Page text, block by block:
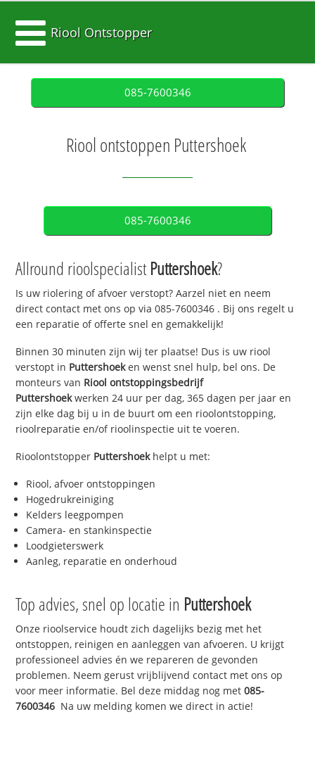
Riool Ontstopper
085-7600346
Riool ontstoppen Puttershoek
085-7600346
Allround rioolspecialistPuttershoek?
Is uw riolering of afvoer verstopt? Aarzel niet en neem
direct contact met ons op via085-7600346 . Bij ons regelt u
een reparatie of offerte snel en gemakkelijk!
Binnen 30 minuten zijn wij ter plaatse! Dus is uw riool
verstopt in Puttershoeken wenst snel hulp, bel ons. De
monteurs van Riool ontstoppingsbedrijf
Puttershoek werken 24 uur per dag, 365 dagen per jaar en
zijn elke dag bij u in de buurt om een rioolontstopping,
rioolreparatie en/of rioolinspectie uit te voeren.
Rioolontstopper Puttershoekhelpt u met:
Riool, afvoer ontstoppingen
Hogedrukreiniging
Kelders leegpompen
Camera- en stankinspectie
Loodgieterswerk
Aanleg, reparatie en onderhoud
Top advies, snel op locatie in Puttershoek
Onze rioolservice houdt zich dagelijks bezig met het
ontstoppen, reinigen en aanleggen van afvoeren. U krijgt
professioneel advies én we repareren de gevonden
problemen. Neem gerust vrijblijvend contact met ons op
voor meer informatie. Bel deze middag nog met085-
7600346 Na uw melding komen we direct in actie!